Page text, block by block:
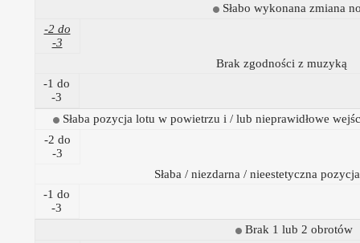
Słabo wykonana zmiana
-2 do
-3
Brak zgodności z muzyką
-1 do
-3
Słaba pozycja lotu w powietrzu i / lub nieprawidłowe
-2 do
-3
Słaba / niezdarna / nieestetyczna
-1 do
-3
Brak 1 lub 2 obrotów